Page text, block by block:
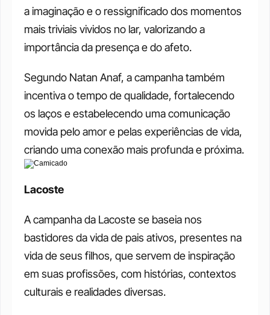
a imaginação e o ressignificado dos momentos
mais triviais vividos no lar, valorizando a
importância da presença e do afeto.
Segundo Natan Anaf, a campanha também
incentiva o tempo de qualidade, fortalecendo
os laços e estabelecendo uma comunicação
movida pelo amor e pelas experiências de vida,
criando uma conexão mais profunda e próxima.
Lacoste
A campanha da Lacoste se baseia nos
bastidores da vida de pais ativos, presentes na
vida de seus filhos, que servem de inspiração
em suas profissões, com histórias, contextos
culturais e realidades diversas.